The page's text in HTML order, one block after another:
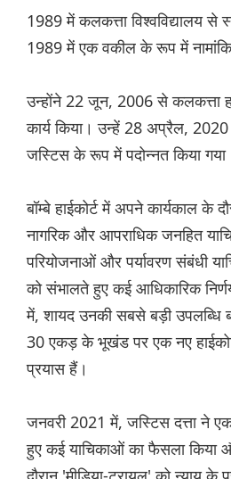
1989 में कलकत्ता विश्वविद्यालय से
1989 में एक वकील के रूप में
उन्होंने 22 जून, 2006 से कलकत्ता
कार्य किया। उन्हें 28 अप्रैल, 2020
जस्टिस के रूप में पदोन्नत किया
बॉम्बे हाईकोर्ट में अपने कार्यकाल के
नागरिक और आपराधिक जनहित
परियोजनाओं और पर्यावरण संबंधी
को संभालते हुए कई आधिकारिक
में, शायद उनकी सबसे बड़ी उपलब्धि
30 एकड़ के भूखंड पर एक नए
प्रयास हैं।
जनवरी 2021 में, जस्टिस दत्ता ने
हुए कई याचिकाओं का फैसला किया